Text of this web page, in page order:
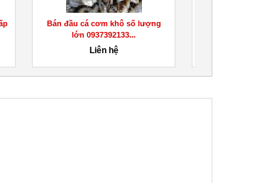
Bán giống chuối cấy mô số
lượng lớn...
Liên hệ